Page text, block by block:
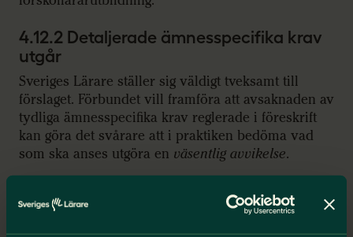
4.12.2 Detaljerade ämnesspecifika krav
utgår
Sveriges Lärare ställer sig väldigt tveksamt till
förslaget. Förbundet vill framföra att avsaknaden av
tydliga ämnesspecifika krav reglerade i föreskrift
kan göra det svårare att i praktiken bedöma vad
som ska anses utgöra en väsentlig avvikelse.
rättssäkerhet för den enskilde ska kunna